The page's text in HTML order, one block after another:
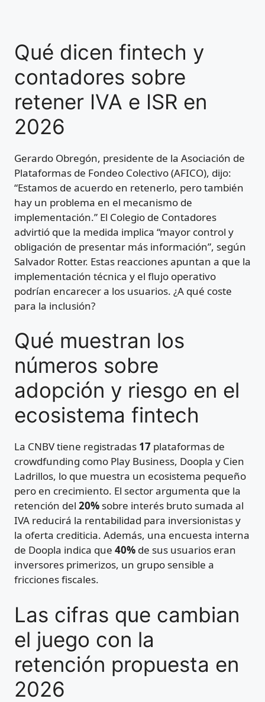
Qué dicen fintech y
contadores sobre
retener IVA e ISR en
2026
Gerardo Obregón, presidente de la Asociación de
Plataformas de Fondeo Colectivo (AFICO), dijo:
“Estamos de acuerdo en retenerlo, pero también
hay un problema en el mecanismo de
implementación.” El Colegio de Contadores
advirtió que la medida implica “mayor control y
obligación de presentar más información”, según
Salvador Rotter. Estas reacciones apuntan a que la
implementación técnica y el flujo operativo
podrían encarecer a los usuarios. ¿A qué coste
para la inclusión?
Qué muestran los
números sobre
adopción y riesgo en el
ecosistema fintech
La CNBV tiene registradas 17 plataformas de
crowdfunding como Play Business, Doopla y Cien
Ladrillos, lo que muestra un ecosistema pequeño
pero en crecimiento. El sector argumenta que la
retención del 20% sobre interés bruto sumada al
IVA reducirá la rentabilidad para inversionistas y
la oferta crediticia. Además, una encuesta interna
de Doopla indica que 40% de sus usuarios eran
inversores primerizos, un grupo sensible a
fricciones fiscales.
Las cifras que cambian
el juego con la
retención propuesta en
2026